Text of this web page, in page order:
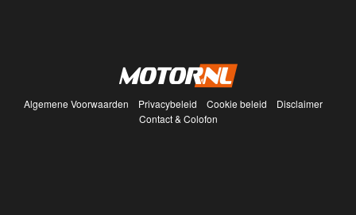
Algemene Voorwaarden Privacybeleid Cookie beleid
Disclaimer
Contact & Colofon